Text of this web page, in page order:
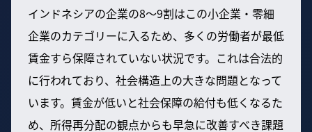
インドネシアの企業の8〜9割はこの小企業・零細
企業のカテゴリーに入るため、多くの労働者が最低
賃金すら保障されていない状況です。これは合法的
に行われており、社会構造上の大きな問題となって
います。賃金が低いと社会保障の給付も低くなるた
め、所得再分配の観点からも早急に改善すべき課題